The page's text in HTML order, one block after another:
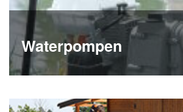
Waterpompen